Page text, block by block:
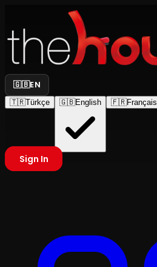
🇬🇧EN
🇹🇷Türkçe 🇬🇧English 🇫🇷Français
Sign In